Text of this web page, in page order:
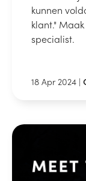
kunnen
klant."
specialist.
18 Apr 2024 |